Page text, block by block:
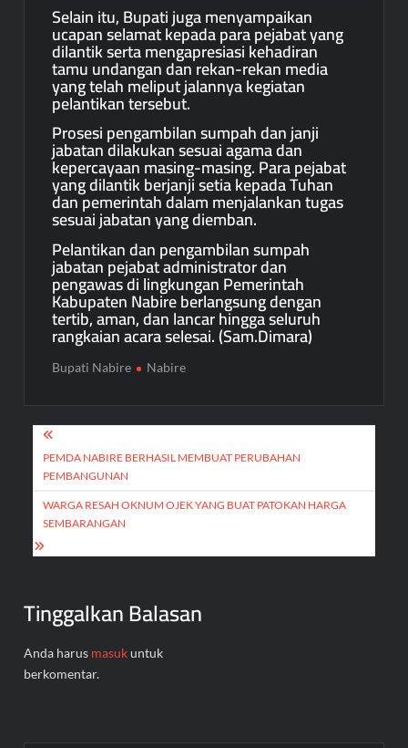
Selain itu, Bupati juga menyampaikan
ucapan selamat kepada para pejabat yang
dilantik serta mengapresiasi kehadiran
tamu undangan dan rekan-rekan media
yang telah meliput jalannya kegiatan
pelantikan tersebut.
Prosesi pengambilan sumpah dan janji
jabatan dilakukan sesuai agama dan
kepercayaan masing-masing. Para pejabat
yang dilantik berjanji setia kepada Tuhan
dan pemerintah dalam menjalankan tugas
sesuai jabatan yang diemban.
Pelantikan dan pengambilan sumpah
jabatan pejabat administrator dan
pengawas di lingkungan Pemerintah
Kabupaten Nabire berlangsung dengan
tertib, aman, dan lancar hingga seluruh
rangkaian acara selesai. (Sam.Dimara)
Bupati Nabire Nabire
Navigasi
pos
PEMDA NABIRE BERHASIL MEMBUAT PERUBAHAN
PEMBANGUNAN
WARGA RESAH OKNUM OJEK YANG BUAT PATOKAN HARGA
SEMBARANGAN
Tinggalkan Balasan
Anda harus masukuntuk
berkomentar.